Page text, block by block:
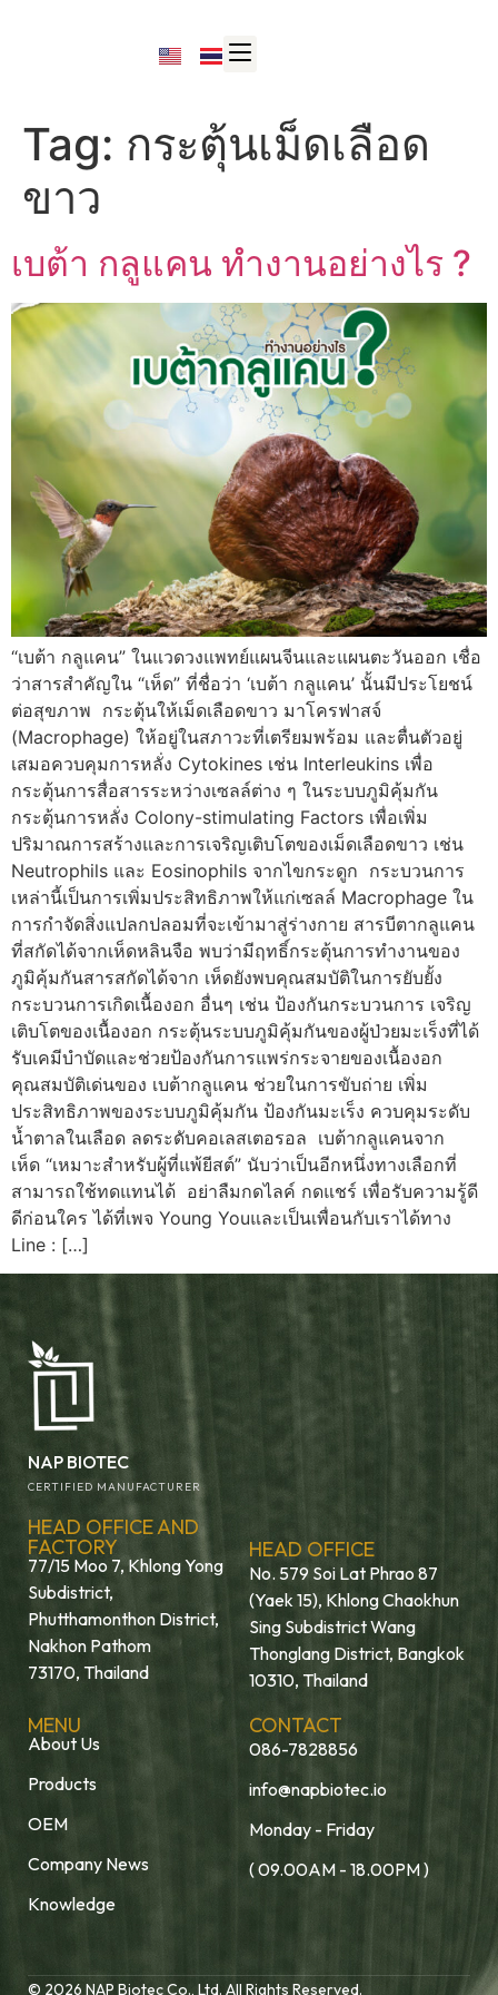
Tag: กระตุ้นเม็ดเลือด
ขาว
เบต้า กลูแคน ทำงานอย่างไร ?
“เบต้า กลูแคน” ในแวดวงแพทย์แผนจีนและแผนตะวันออก เชื่อ
ว่าสารสำคัญใน “เห็ด” ที่ชื่อว่า ‘เบต้า กลูแคน’ นั้นมีประโยชน์
ต่อสุขภาพ กระตุ้นให้เม็ดเลือดขาว มาโครฟาสจ์
(Macrophage) ให้อยู่ในสภาวะที่เตรียมพร้อม และตื่นตัวอยู่
เสมอควบคุมการหลั่ง Cytokines เช่น Interleukins เพื่อ
กระตุ้นการสื่อสารระหว่างเซลล์ต่าง ๆ ในระบบภูมิคุ้มกัน
กระตุ้นการหลั่ง Colony-stimulating Factors เพื่อเพิ่ม
ปริมาณการสร้างและการเจริญเติบโตของเม็ดเลือดขาว เช่น
Neutrophils และ Eosinophils จากไขกระดูก กระบวนการ
เหล่านี้เป็นการเพิ่มประสิทธิภาพให้แก่เซลล์ Macrophage ใน
การกำจัดสิ่งแปลกปลอมที่จะเข้ามาสู่ร่างกาย สารบีตากลูแคน
ที่สกัดได้จากเห็ดหลินจือ พบว่ามีฤทธิ์กระตุ้นการทำงานของ
ภูมิคุ้มกันสารสกัดได้จาก เห็ดยังพบคุณสมบัติในการยับยั้ง
กระบวนการเกิดเนื้องอก อื่นๆ เช่น ป้องกันกระบวนการ เจริญ
เติบโตของเนื้องอก กระตุ้นระบบภูมิคุ้มกันของผู้ป่วยมะเร็งที่ได้
รับเคมีบำบัดและช่วยป้องกันการแพร่กระจายของเนื้องอก
คุณสมบัติเด่นของ เบต้ากลูแคน ช่วยในการขับถ่าย เพิ่ม
ประสิทธิภาพของระบบภูมิคุ้มกัน ป้องกันมะเร็ง ควบคุมระดับ
น้ำตาลในเลือด ลดระดับคอเลสเตอรอล เบต้ากลูแคนจาก
เห็ด “เหมาะสำหรับผู้ที่แพ้ยีสต์” นับว่าเป็นอีกหนึ่งทางเลือกที่
สามารถใช้ทดแทนได้ อย่าลืมกดไลค์ กดแชร์ เพื่อรับความรู้ดี
ดีก่อนใคร ได้ที่เพจ Young Youและเป็นเพื่อนกับเราได้ทาง
Line : […]
NAP BIOTEC
CERTIFIED MANUFACTURER
HEAD OFFICE AND
FACTORY
77/15 Moo 7, Khlong Yong
Subdistrict,
Phutthamonthon District,
Nakhon Pathom
73170, Thailand
HEAD OFFICE
No. 579 Soi Lat Phrao 87
(Yaek 15), Khlong Chaokhun
Sing Subdistrict Wang
Thonglang District, Bangkok
10310, Thailand
MENU
About Us
Products
OEM
Company News
Knowledge
CONTACT
086-7828856
info@napbiotec.io
Monday - Friday
( 09.00AM - 18.00PM )
© 2026 NAP Biotec Co., Ltd. All Rights Reserved.